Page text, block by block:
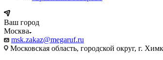
Ваш город
Москва
msk.zakaz@megaruf.ru
Московская область, городской округ, г.